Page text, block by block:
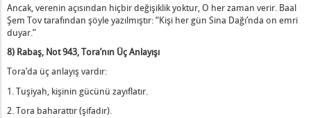
Ancak, verenin açısından hiçbir değişiklik yoktur, O her zaman verir. Baal
Şem Tov tarafından şöyle yazılmıştır: “Kişi her gün Sina Dağı’nda on emri
duyar.”
8) Rabaş, Not 943, Tora’nın Üç Anlayışı
Tora’da üç anlayış vardır:
1. Tuşiyah, kişinin gücünü zayıflatır.
2. Tora baharattır (şifadır).